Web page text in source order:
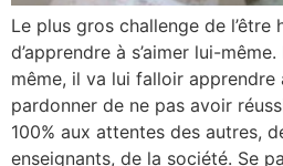
Le plus gros challenge de l’être
d’apprendre à s’aimer lui-
même, il va lui falloir apprendre
pardonner de ne pas avoir
100% aux attentes des autres,
enseignants, de la société. Se